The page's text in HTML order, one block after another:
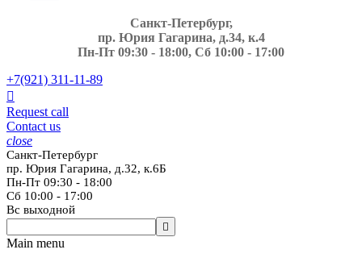
Санкт-Петербург,
пр. Юрия Гагарина, д.34, к.4
Пн-Пт 09:30 - 18:00, Сб 10:00 - 17:00
+7(921) 311-11-89

Request call
Contact us
close
Санкт-Петербург
пр. Юрия Гагарина, д.32, к.6Б
Пн-Пт 09:30 - 18:00
Сб 10:00 - 17:00
Вс выходной

Main menu